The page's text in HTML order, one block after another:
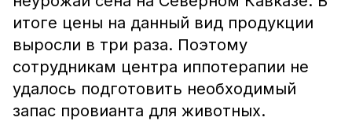
итоге цены на данный вид продукции
выросли в три раза. Поэтому
сотрудникам центра иппотерапии не
удалось подготовить необходимый
запас провианта для животных.